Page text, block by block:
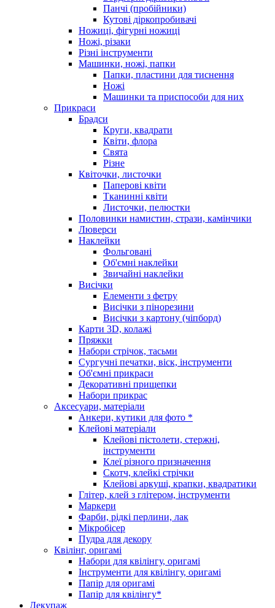
Панчі (пробійники)
Кутові діркопробивачі
Ножиці, фігурні ножиці
Ножі, різаки
Різні інструменти
Машинки, ножі, папки
Папки, пластини для тиснення
Ножі
Машинки та приспособи для них
Прикраси
Брадси
Круги, квадрати
Квіти, флора
Свята
Різне
Квіточки, листочки
Паперові квіти
Тканинні квіти
Листочки, пелюстки
Половинки намистин, стрази, камінчики
Люверси
Наклейки
Фольговані
Об'ємні наклейки
Звичайні наклейки
Висічки
Елементи з фетру
Висічки з пінорезини
Висічки з картону (чіпборд)
Карти 3D, колажі
Пряжки
Набори стрічок, тасьми
Сургучні печатки, віск, інструменти
Об'ємні прикраси
Декоративні прищепки
Набори прикрас
Аксесуари, матеріали
Анкери, кутики для фото *
Клейові матеріали
Клейові пістолети, стержні,
інструменти
Клеї різного призначення
Скотч, клейкі стрічки
Клейові аркуші, крапки, квадратики
Глітер, клей з глітером, інструменти
Маркери
Фарби, рідкі перлини, лак
Мікробісер
Пудра для декору
Квілінг, оригамі
Набори для квілінгу, оригамі
Інструменти для квілінгу, оригамі
Папір для оригамі
Папір для квілінгу*
Декупаж